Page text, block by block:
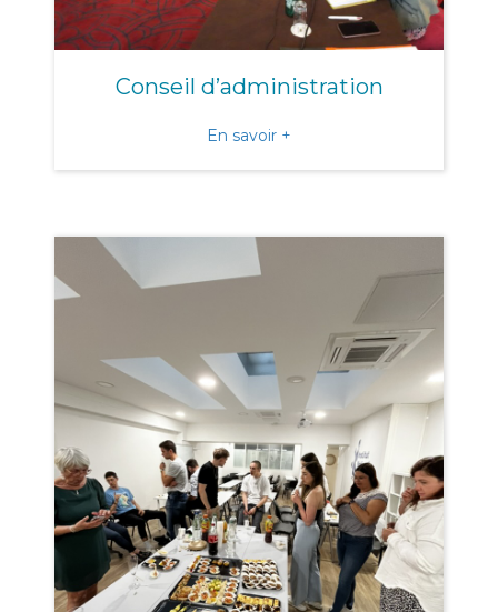
Conseil d’administration
En savoir +